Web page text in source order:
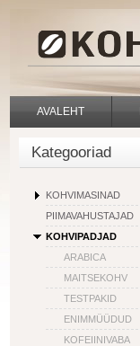
AVALEHT
Kategooriad
KOHVIMASINAD
PIIMAVAHUSTAJAD
KOHVIPADJAD
ARABICA
MAITSEKOHV
TESTPAKID
ENIMMÜÜDUD
KOFEIINIVABA